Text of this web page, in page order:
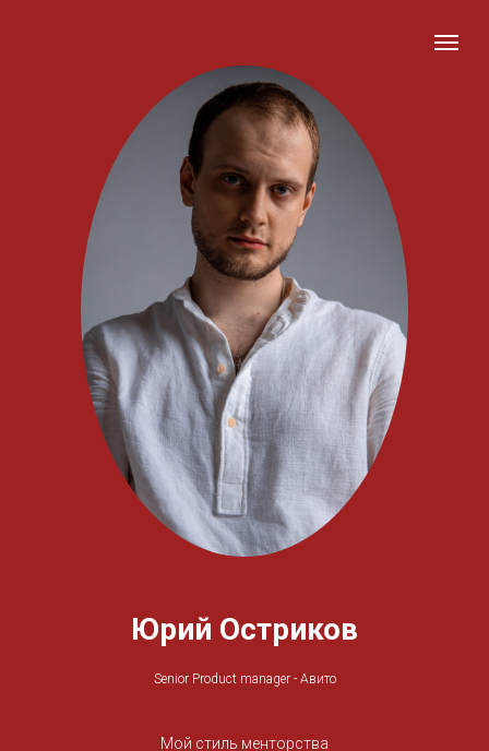
Юрий Остриков
Senior Product manager - Авито
Мой стиль менторства